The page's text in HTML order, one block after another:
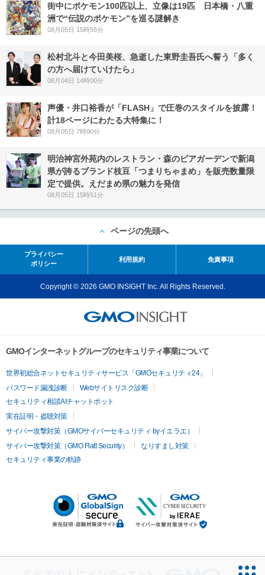
街中にポケモン100匹以上、立像は19匹 日本橋・八重
洲で“伝説のポケモン”を巡る謎解き
08月05日 15時55分
松村北斗と今田美桜、急逝した東野圭吾氏へ誓う「多く
の方へ届けていけたら」
08月04日 14時00分
声優・井口裕香が「FLASH」で圧巻のスタイルを披露！
計18ページにわたる大特集に！
08月05日 7時00分
明治神宮外苑内のレストラン・森のビアガーデンで新潟
県が誇るブランド枝豆「つまりちゃまめ」を販売数量限
定で提供。えだまめ県の魅力を発信
08月05日 15時51分
ページの先頭へ
プライバシー
ポリシー
利用規約 免責事項
Copyright © 2026 GMO INSIGHT Inc. All Rights Reserved.
GMOインターネットグループのセキュリティ事業について
世界初総合ネットセキュリティサービス「GMOセキュリティ24」
パスワード漏洩診断
Webサイトリスク診断
セキュリティ相談AIチャットボット
実在証明・盗聴対策
サイバー攻撃対策（GMOサイバーセキュリティ byイエラエ）
サイバー攻撃対策（GMO Flatt Security）
なりすまし対策
セキュリティ事業の軌跡